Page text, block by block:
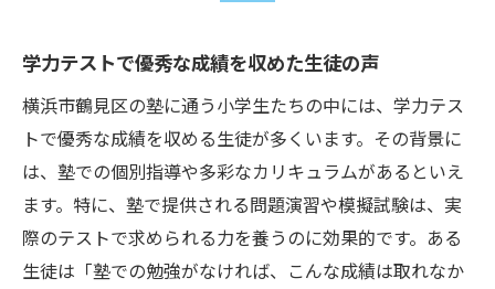
学力テストで優秀な成績を収めた生徒の声
横浜市鶴見区の塾に通う小学生たちの中には、学力テス
トで優秀な成績を収める生徒が多くいます。その背景に
は、塾での個別指導や多彩なカリキュラムがあるといえ
ます。特に、塾で提供される問題演習や模擬試験は、実
際のテストで求められる力を養うのに効果的です。ある
生徒は「塾での勉強がなければ、こんな成績は取れなか